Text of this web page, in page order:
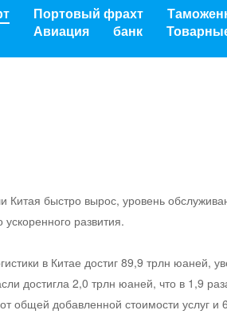
Портовый фрахт
Авиация
банк
быстро вырос, уровень
развития.
в Китае достиг 89,9 трлн юаней,
достигла 2,0 трлн юаней, что в 1,9
общей добавленной стоимости услуг